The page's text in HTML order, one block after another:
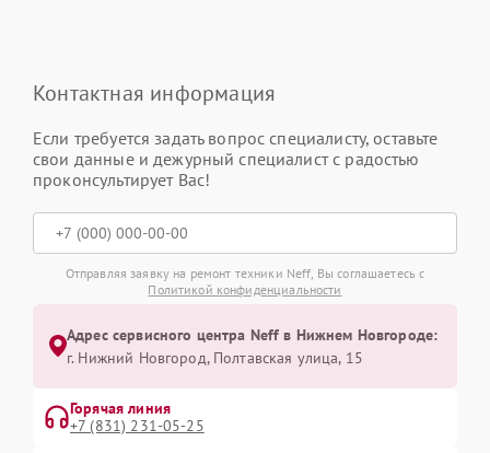
Контактная информация
Если требуется задать вопрос специалисту, оставьте
свои данные и дежурный специалист с радостью
проконсультирует Вас!
Отправляя заявку на ремонт техники Neff, Вы соглашаетесь с
Политикой конфиденциальности
Адрес сервисного центра Neff в Нижнем Новгороде:
г. Нижний Новгород, Полтавская улица, 15
Горячая линия
+7 (831) 231-05-25